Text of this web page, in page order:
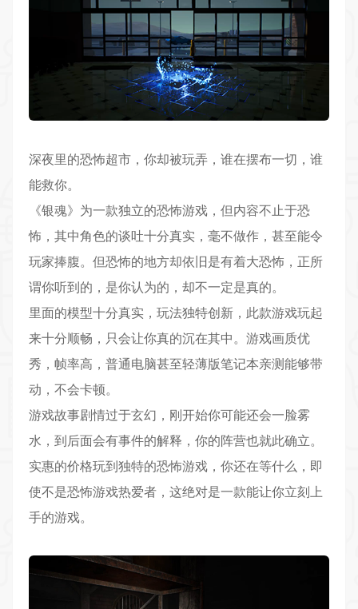
深夜里的恐怖超市，你却被玩弄，谁在摆布一切，谁
能救你。
《银魂》为一款独立的恐怖游戏，但内容不止于恐
怖，其中角色的谈吐十分真实，毫不做作，甚至能令
玩家捧腹。但恐怖的地方却依旧是有着大恐怖，正所
谓你听到的，是你认为的，却不一定是真的。
里面的模型十分真实，玩法独特创新，此款游戏玩起
来十分顺畅，只会让你真的沉在其中。游戏画质优
秀，帧率高，普通电脑甚至轻薄版笔记本亲测能够带
动，不会卡顿。
游戏故事剧情过于玄幻，刚开始你可能还会一脸雾
水，到后面会有事件的解释，你的阵营也就此确立。
实惠的价格玩到独特的恐怖游戏，你还在等什么，即
使不是恐怖游戏热爱者，这绝对是一款能让你立刻上
手的游戏。